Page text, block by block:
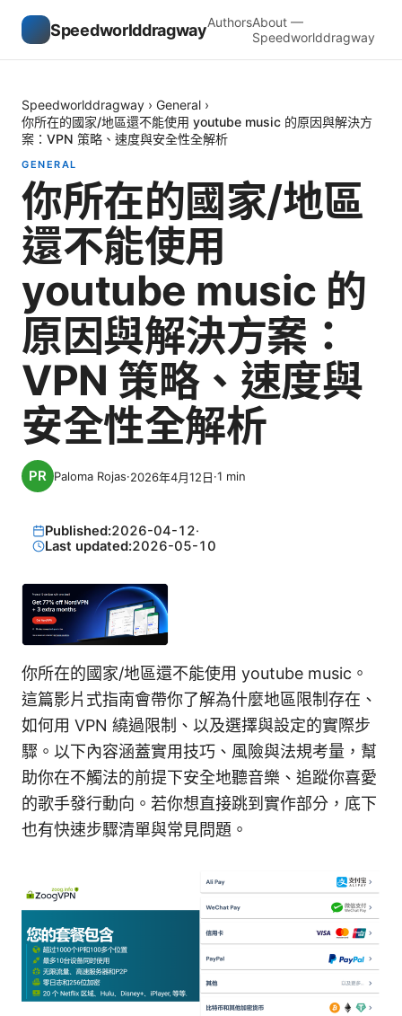
SpeedworlddragwayAuthorsAbout —
Speedworlddragway
Speedworlddragway › General ›
你所在的國家/地區還不能使用 youtube music 的原因與解決方
案：VPN 策略、速度與安全性全解析
GENERAL
你所在的國家/地區
還不能使用
youtube music 的
原因與解決方案：
VPN 策略、速度與
安全性全解析
Paloma Rojas·2026年4月12日·1 min
Published:2026-04-12·
Last updated:2026-05-10
你所在的國家/地區還不能使用 youtube music。
這篇影片式指南會帶你了解為什麼地區限制存在、
如何用 VPN 繞過限制、以及選擇與設定的實際步
驟。以下內容涵蓋實用技巧、風險與法規考量，幫
助你在不觸法的前提下安全地聽音樂、追蹤你喜愛
的歌手發行動向。若你想直接跳到實作部分，底下
也有快速步驟清單與常見問題。